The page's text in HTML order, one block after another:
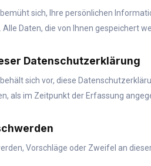
sich, Ihre persönlichen
Daten, die von Ihnen gespeichert
Datenschutzerklärung
sich vor, diese
als im Zeitpunkt der Erfassung
Vorschläge oder Zweifel an